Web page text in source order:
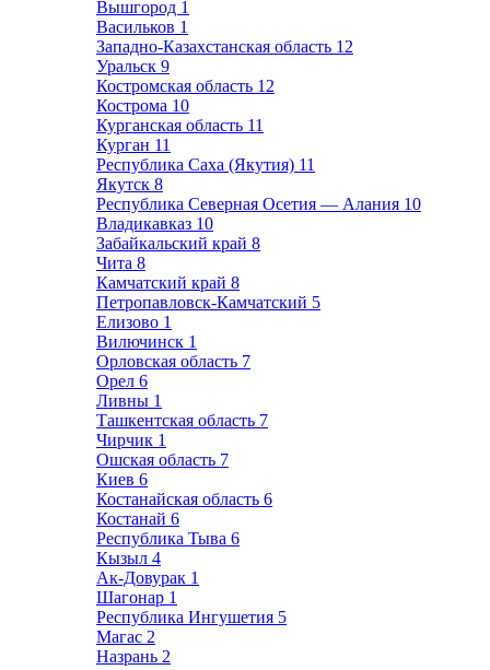
Вышгород 1
Васильков 1
Западно-Казахстанская область 12
Уральск 9
Костромская область 12
Кострома 10
Курганская область 11
Курган 11
Республика Саха (Якутия) 11
Якутск 8
Республика Северная Осетия — Алания 10
Владикавказ 10
Забайкальский край 8
Чита 8
Камчатский край 8
Петропавловск-Камчатский 5
Елизово 1
Вилючинск 1
Орловская область 7
Орел 6
Ливны 1
Ташкентская область 7
Чирчик 1
Ошская область 7
Киев 6
Костанайская область 6
Костанай 6
Республика Тыва 6
Кызыл 4
Ак-Довурак 1
Шагонар 1
Республика Ингушетия 5
Магас 2
Назрань 2